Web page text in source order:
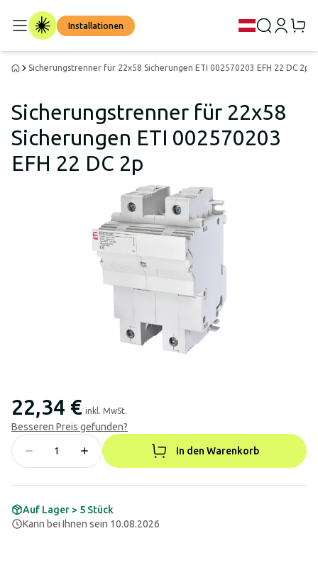
Installationen
Sicherungstrenner für 22x58 Sicherungen ETI 002570203 EFH 22 DC 2p
Sicherungstrenner für 22x58
Sicherungen ETI 002570203
EFH 22 DC 2p
22,34 € inkl. MwSt.
Besseren Preis gefunden?
In den Warenkorb
Auf Lager > 5 Stück
Kann bei Ihnen sein 10.08.2026